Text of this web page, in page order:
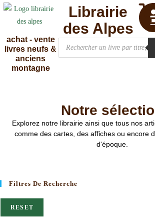
achat - vente
livres neufs &
anciens
montagne
Librairie
des Alpes
Notre
Explorez notre librairie ainsi que tous nos
comme des cartes, des affiches ou encore
d'époque.
Filtres De Recherche
RESET